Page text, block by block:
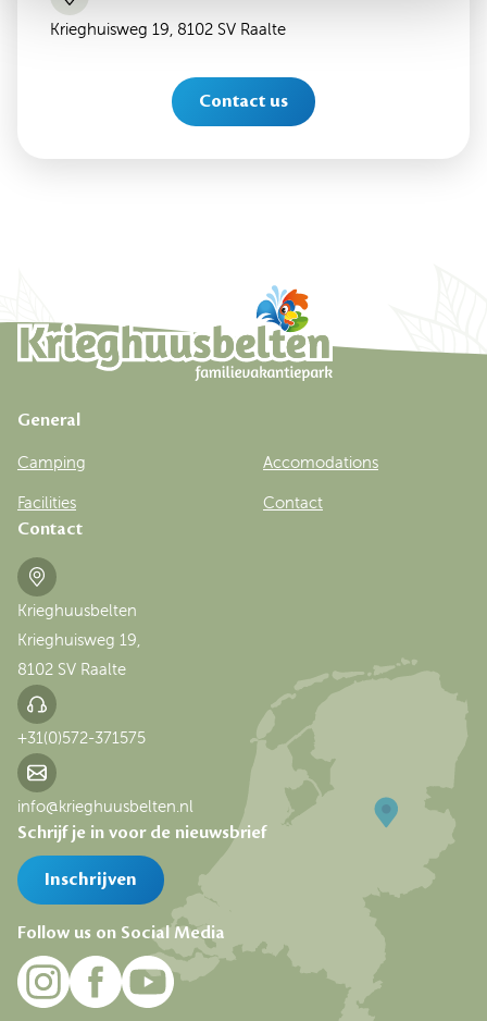
Krieghuisweg 19, 8102 SV Raalte
Contact us
Schrijf je in voor de nieuwsbrief
Inschrijven
Follow us on Social Media
Contact
Krieghuusbelten
Krieghuisweg 19,
8102 SV Raalte
+31(0)572-371575
info@krieghuusbelten.nl
General
Camping Accomodations
Facilities Contact